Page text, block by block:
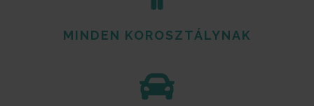
MINDEN KOROSZTÁLYNAK